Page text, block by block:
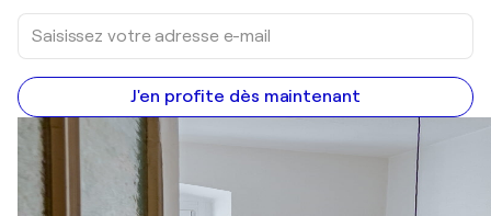
J'en profite dès maintenant